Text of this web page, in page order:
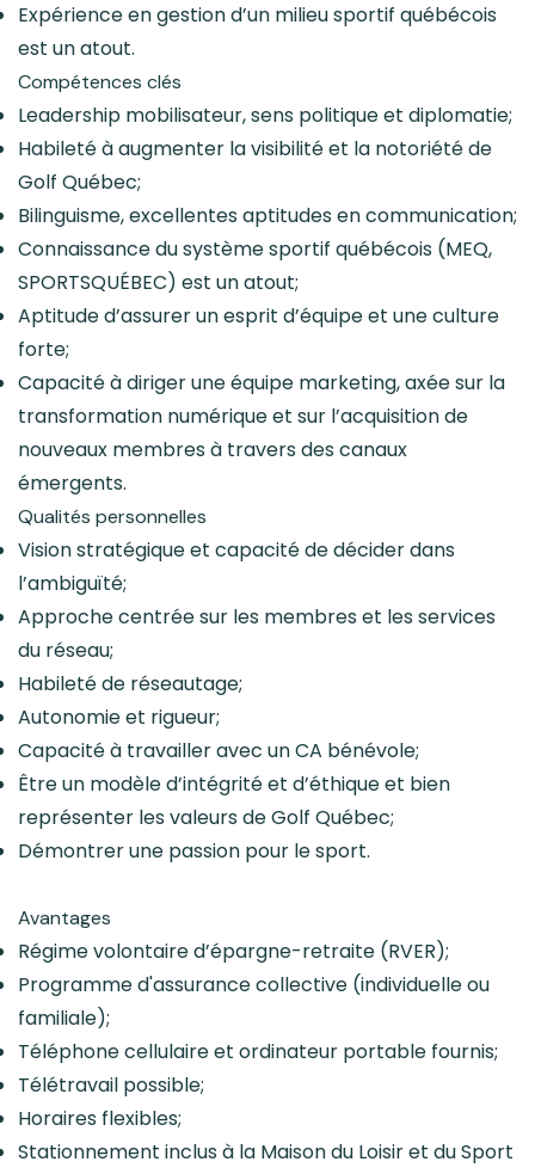
Expérience en gestion d’un milieu sportif québécois
est un atout.
Compétences clés
Leadership mobilisateur, sens politique et diplomatie;
Habileté à augmenter la visibilité et la notoriété de
Golf Québec;
Bilinguisme, excellentes aptitudes en communication;
Connaissance du système sportif québécois (MEQ,
SPORTSQUÉBEC) est un atout;
Aptitude d’assurer un esprit d’équipe et une culture
forte;
Capacité à diriger une équipe marketing, axée sur la
transformation numérique et sur l’acquisition de
nouveaux membres à travers des canaux
émergents.
Qualités personnelles
Vision stratégique et capacité de décider dans
l’ambiguïté;
Approche centrée sur les membres et les services
du réseau;
Habileté de réseautage;
Autonomie et rigueur;
Capacité à travailler avec un CA bénévole;
Être un modèle d’intégrité et d’éthique et bien
représenter les valeurs de Golf Québec;
Démontrer une passion pour le sport.
Avantages
Régime volontaire d’épargne-retraite (RVER);
Programme d'assurance collective (individuelle ou
familiale);
Téléphone cellulaire et ordinateur portable fournis;
Télétravail possible;
Horaires flexibles;
Stationnement inclus à la Maison du Loisir et du Sport